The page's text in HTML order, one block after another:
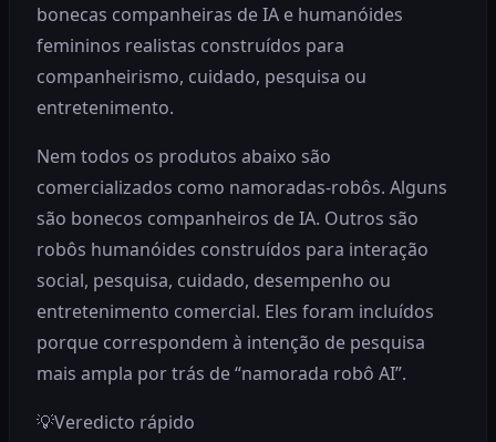
bonecas companheiras de IA e humanóides
femininos realistas construídos para
companheirismo, cuidado, pesquisa ou
entretenimento.
Nem todos os produtos abaixo são
comercializados como namoradas-robôs. Alguns
são bonecos companheiros de IA. Outros são
robôs humanóides construídos para interação
social, pesquisa, cuidado, desempenho ou
entretenimento comercial. Eles foram incluídos
porque correspondem à intenção de pesquisa
mais ampla por trás de “namorada robô AI”.
💡Veredicto rápido